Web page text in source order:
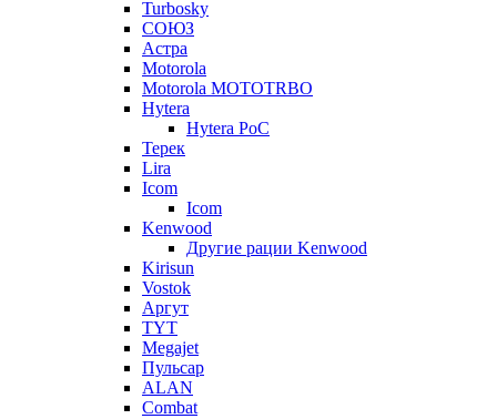
Turbosky
СОЮЗ
Астра
Motorola
Motorola MOTOTRBO
Hytera
Hytera PoC
Терек
Lira
Icom
Icom
Kenwood
Другие рации Kenwood
Kirisun
Vostok
Аргут
TYT
Megajet
Пульсар
ALAN
Combat